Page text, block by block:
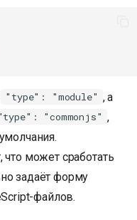
"type": "module" , а
"commonjs" ,
что может сработать
задаёт форму
файлов.